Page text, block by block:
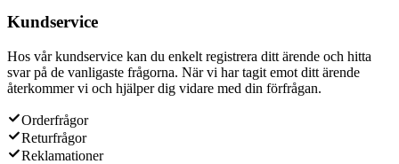
Kundservice
Hos vår kundservice kan du enkelt registrera ditt ärende och hitta
svar på de vanligaste frågorna. När vi har tagit emot ditt ärende
återkommer vi och hjälper dig vidare med din förfrågan.
Orderfrågor
Returfrågor
Reklamationer